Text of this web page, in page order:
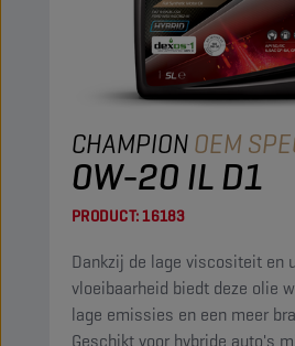
CHAMPIONOEM
0W-20 IL D1
PRODUCT:16183
Dankzij de lage viscositeit en
vloeibaarheid biedt deze olie
lage emissies en een meer
Geschikt voor hybride auto's